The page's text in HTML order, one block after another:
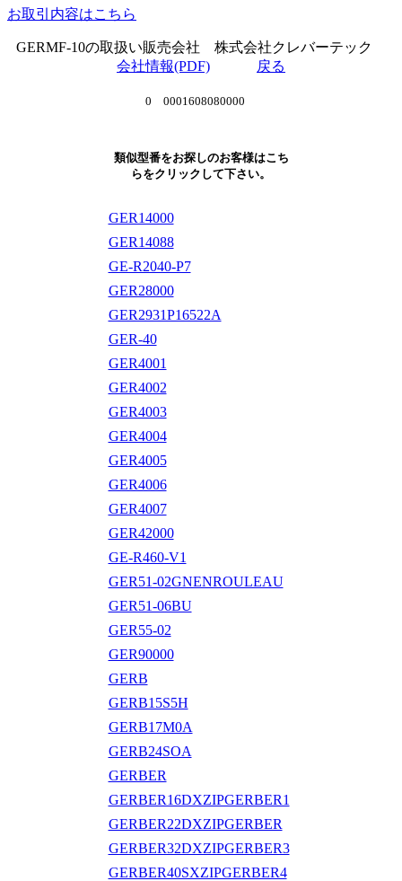
お取引内容はこちら
GERMF-10の取扱い販売会社 株式会社クレバーテック
会社情報(PDF)
戻る
0 0001608080000
類似型番をお探しのお客様はこち
らをクリックして下さい。
GER14000
GER14088
GE-R2040-P7
GER28000
GER2931P16522A
GER-40
GER4001
GER4002
GER4003
GER4004
GER4005
GER4006
GER4007
GER42000
GE-R460-V1
GER51-02GNENROULEAU
GER51-06BU
GER55-02
GER90000
GERB
GERB15S5H
GERB17M0A
GERB24SOA
GERBER
GERBER16DXZIPGERBER1
GERBER22DXZIPGERBER
GERBER32DXZIPGERBER3
GERBER40SXZIPGERBER4